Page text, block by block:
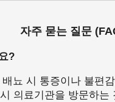
자주 묻는 질문
?
뇨 시 통증이나 불편
의료기관을 방문하는